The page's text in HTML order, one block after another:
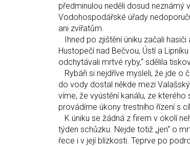
předminulou neděli dosud neznámý
Vodohospodářské úřady
ani zvířatům.
Ihned po zjištění úniku začali
Hustopečí nad Bečvou, Ústí a
odchytávali mrtvé ryby,“ sdělila
Rybáři si nejdříve mysleli, že jde o
do vody dostal někde mezi
víme, že vyústění kanálu, ze
provádíme úkony trestního řízení s
K úniku se žádná z firem v okolí
týden schůzku. Nejde totiž „jen“ o
řece i v její blízkosti. Teprve po